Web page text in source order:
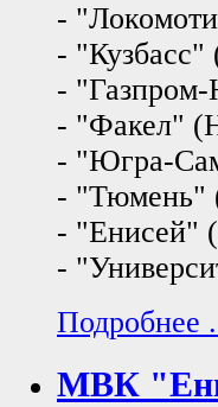
-
- "Кузбасс"
-
- "Факел"
- "Югра-
- "Тюмень"
- "Енисей"
-
Подробнее
МВК